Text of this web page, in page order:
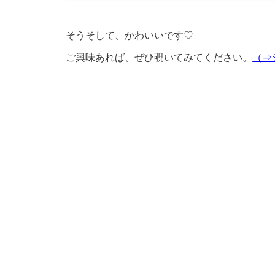
そうそして、かわいいです♡
ご興味あれば、ぜひ覗いてみてください。 （⇒